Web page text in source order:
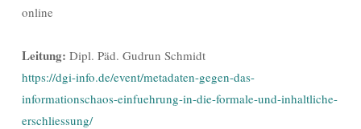
online
Leitung: Dipl. Päd. Gudrun Schmidt
https://dgi-info.de/event/metadaten-gegen-das-
informationschaos-einfuehrung-in-die-formale-und-inhaltliche-
erschliessung/